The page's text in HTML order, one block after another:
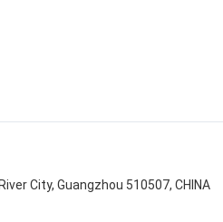
City, Guangzhou 510507, CHINA